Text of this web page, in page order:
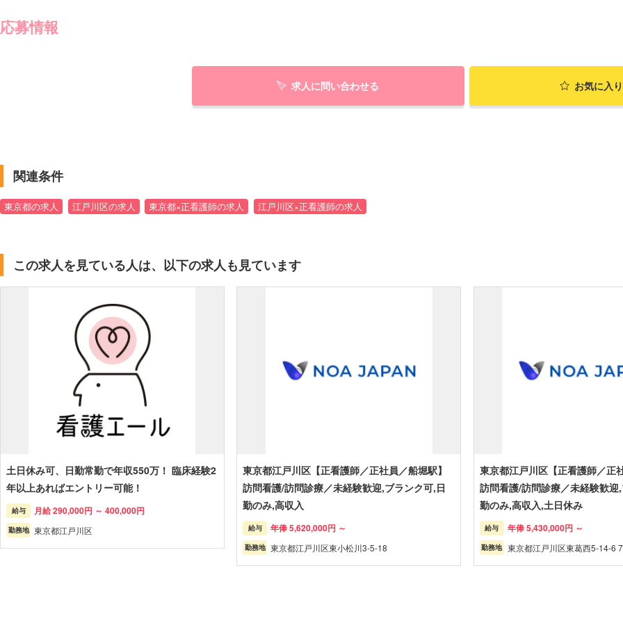
応募情報
求人に問い合わせる お気に入
関連条件
東京都の求人 江戸川区の求人 東京都×正看護師の求人 江戸川区×正看護師の求人
この求人を見ている人は、以下の求人も見ています
土日休み可、日勤常勤で年収550万！ 臨床経験2
年以上あればエントリー可能！
給与 月給 290,000円 ～ 400,000円
勤務地 東京都江戸川区
東京都江戸川区【正看護師／正社員／船堀駅】
訪問看護/訪問診療／未経験歓迎,ブランク可,日
勤のみ,高収入
給与 年俸 5,620,000円 ～
勤務地 東京都江戸川区東小松川3-5-18
東京都江戸川区【正看護師／正
訪問看護/訪問診療／未経験歓迎
勤のみ,高収入,土日休み
給与 年俸 5,430,000円 ～
勤務地 東京都江戸川区東葛西5-14-6